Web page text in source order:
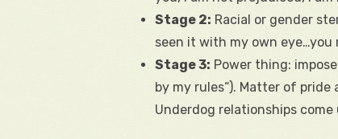
Stage 2: Racial or gender
seen it with my own eye…you
Stage 3: Power thing:
by my rules“). Matter of
Underdog relationships come